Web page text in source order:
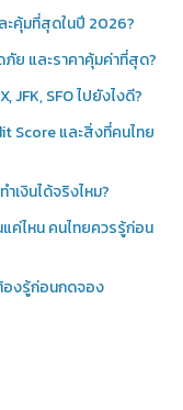
ะคุ้มที่สุดในปี 2026?
ภัย และราคาคุ้มค่าที่สุด?
JFK, SFO ไปยังไงดี?
Score และสิ่งที่คนไทย
เงินได้จริงไหม?
แค่ไหน คนไทยควรรู้ก่อน
องรู้ก่อนกดจอง